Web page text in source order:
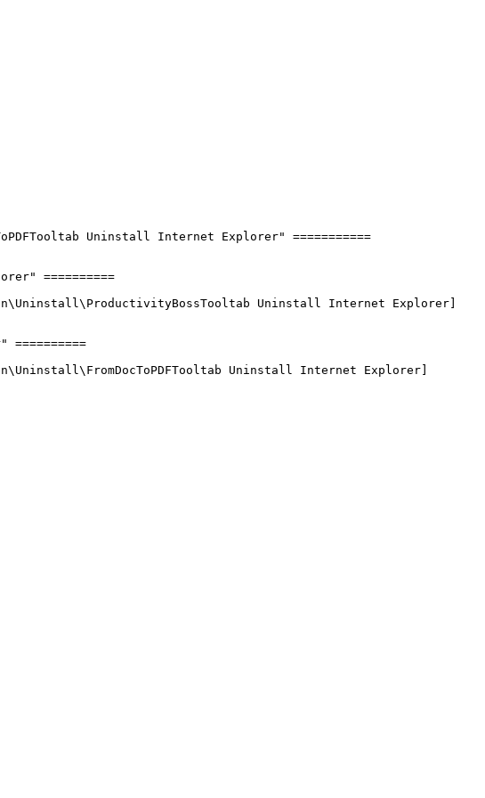
Uninstall Internet Explorer" ===========
==========
Uninstall Internet Explorer]
Uninstall Internet Explorer]